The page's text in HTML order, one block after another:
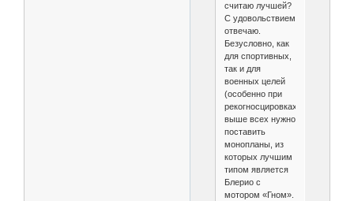
считаю лучшей?
С удовольствием
отвечаю.
Безусловно, как
для спортивных,
так и для
военных целей
(особенно при
рекогносцировках)
выше всех нужно
поставить
монопланы, из
которых лучшим
типом является
Блерио с
мотором «Гном».